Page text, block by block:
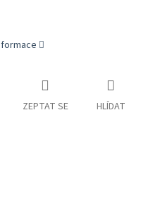
ZEPTAT SE HLÍDAT